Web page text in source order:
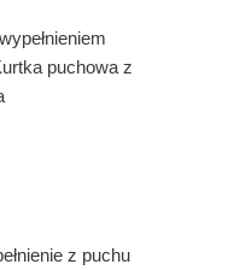
puchowa z
z puchu